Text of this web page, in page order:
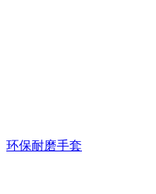
环保耐磨手套